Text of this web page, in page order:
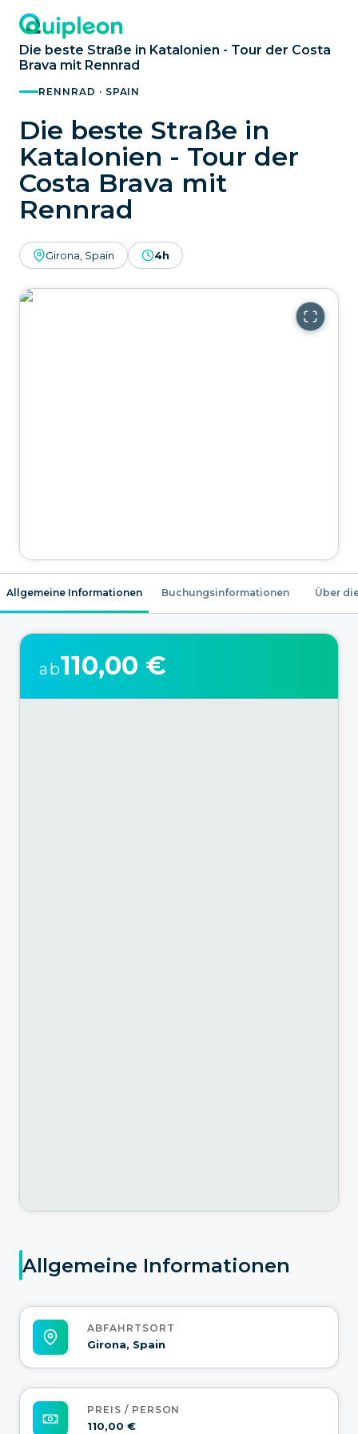
Die beste Straße in Katalonien - Tour der Costa
Brava mit Rennrad
RENNRAD · SPAIN
Die beste Straße in
Katalonien - Tour der
Costa Brava mit
Rennrad
Girona, Spain 4h
Allgemeine Informationen Buchungsinformationen Über
Allgemeine Informationen
ABFAHRTSORT
Girona, Spain
PREIS / PERSON
110,00 €
ab110,00 €